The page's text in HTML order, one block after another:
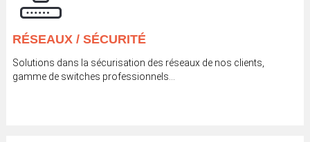
RÉSEAUX / SÉCURITÉ
Solutions dans la sécurisation des réseaux de nos clients,
gamme de switches professionnels…